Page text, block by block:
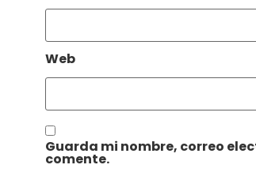
Web
Guarda mi nombre, correo
comente.